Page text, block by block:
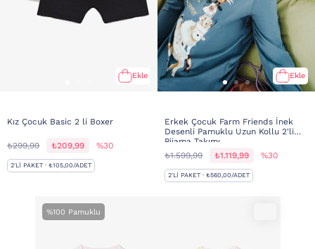
Ekle
Kız Çocuk Basic 2 li Boxer
₺299,99 ₺209,99 %30
2'LI PAKET · ₺105,00/ADET
Ekle
Erkek Çocuk Farm Friends İnek
Desenli Pamuklu Uzun Kollu 2'li
Pijama Takımı
₺1.599,99
₺1.119,99 %30
2'LI PAKET · ₺560,00/ADET
%100 Pamuklu